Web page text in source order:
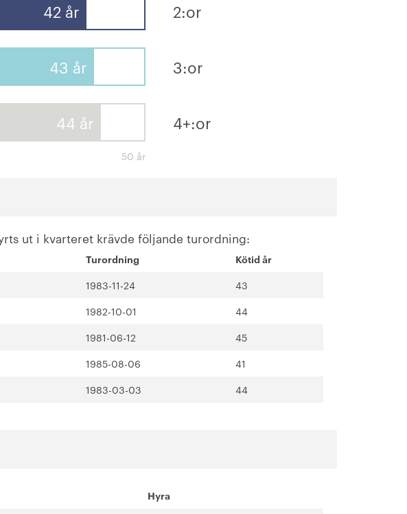
42 år 2:or
43 år 3:or
44 år 4+:or
50 år
ut i kvarteret krävde följande turordning:
Turordning Kötid år
1983-11-24
43
1982-10-01
44
1981-06-12
45
1985-08-06
41
1983-03-03 44
Hyra